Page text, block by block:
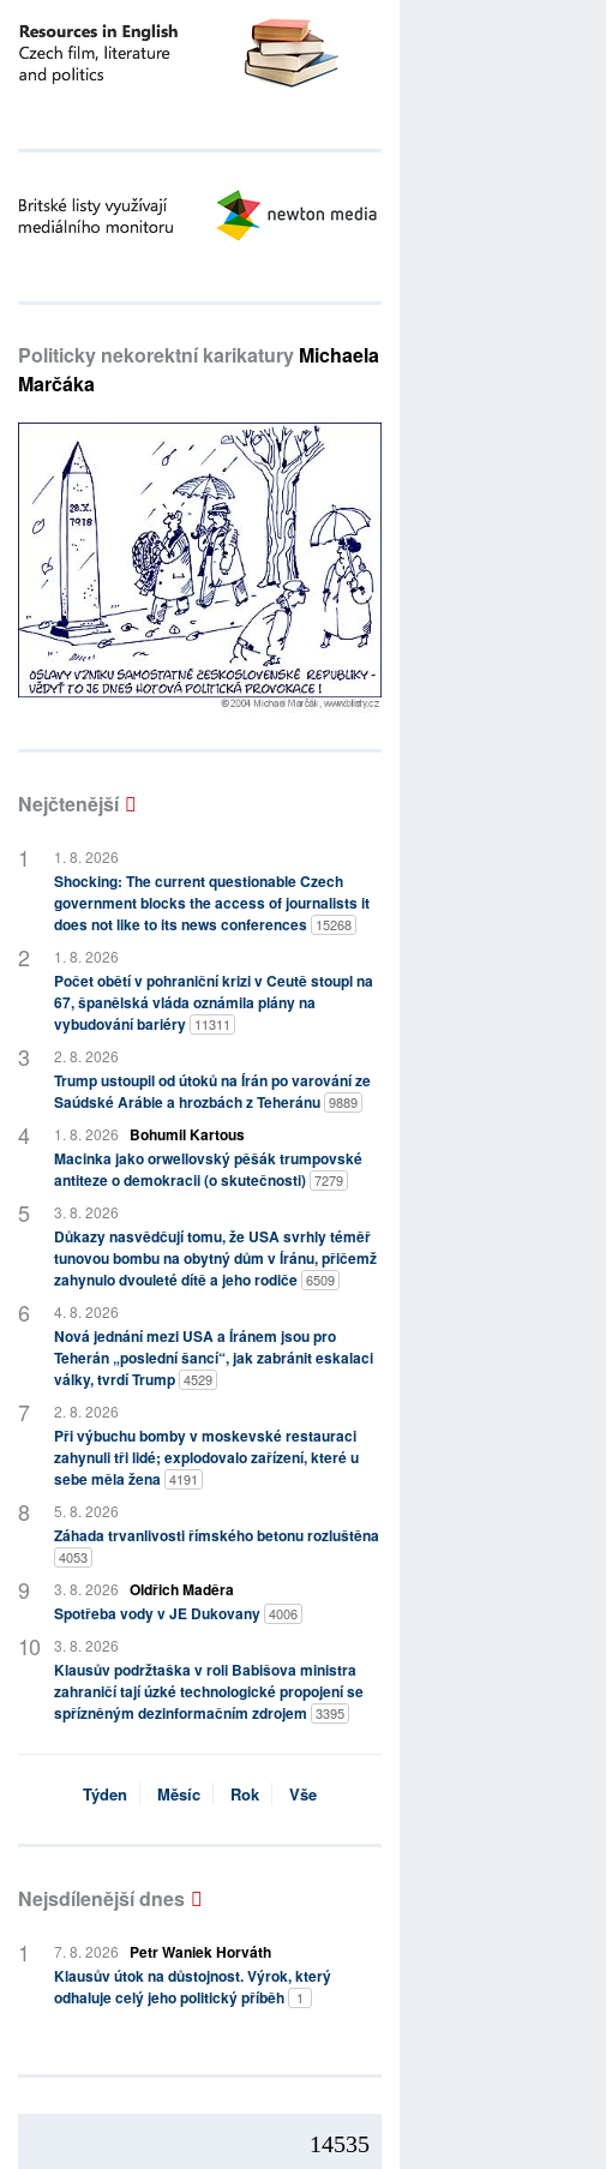
Politicky nekorektní karikatury Michaela
Marčáka
Nejčtenější
1. 8. 2026
Shocking: The current questionable Czech
government blocks the access of journalists it
does not like to its news conferences 15268
1. 8. 2026
Počet obětí v pohraniční krizi v Ceutě stoupl na
67, španělská vláda oznámila plány na
vybudování bariéry 11311
2. 8. 2026
Trump ustoupil od útoků na Írán po varování ze
Saúdské Arábie a hrozbách z Teheránu 9889
1. 8. 2026
Bohumil Kartous
Macinka jako orwellovský pěšák trumpovské
antiteze o demokracii (o skutečnosti) 7279
3. 8. 2026
Důkazy nasvědčují tomu, že USA svrhly téměř
tunovou bombu na obytný dům v Íránu, přičemž
zahynulo dvouleté dítě a jeho rodiče 6509
4. 8. 2026
Nová jednání mezi USA a Íránem jsou pro
Teherán „poslední šancí“, jak zabránit eskalaci
války, tvrdí Trump 4529
2. 8. 2026
Při výbuchu bomby v moskevské restauraci
zahynuli tři lidé; explodovalo zařízení, které u
sebe měla žena 4191
5. 8. 2026
Záhada trvanlivosti římského betonu rozluštěna
4053
3. 8. 2026 Oldřich Maděra
Spotřeba vody v JE Dukovany 4006
3. 8. 2026
Klausův podržtaška v roli Babišova ministra
zahraničí tají úzké technologické propojení se
spřízněným dezinformačním zdrojem 3395
Týden Měsíc Rok Vše
Nejsdílenější dnes
7. 8. 2026
Petr Waniek Horváth
Klausův útok na důstojnost. Výrok, který
odhaluje celý jeho politický příběh
1
14535